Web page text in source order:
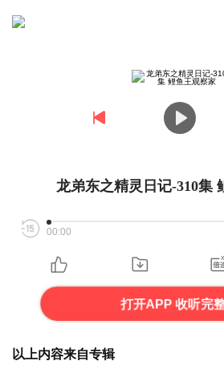
龙弟东之精灵日记-310集
00:00
打开APP 收听完
以上内容来自专辑